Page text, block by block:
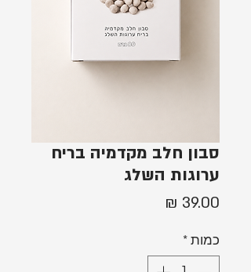
סבון חלב מקדמיה בריח
ערוגות השלג
כמות *